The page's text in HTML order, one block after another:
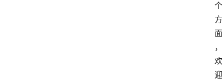
个
方
面
，
欢
迎